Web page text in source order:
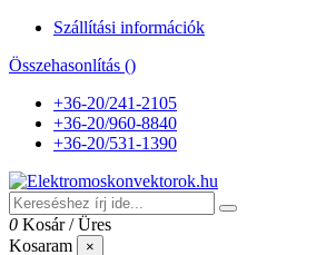
Szállítási információk
Összehasonlítás ()
+36-20/241-2105
+36-20/960-8840
+36-20/531-1390
0 Kosár /Üres
Kosaram
×